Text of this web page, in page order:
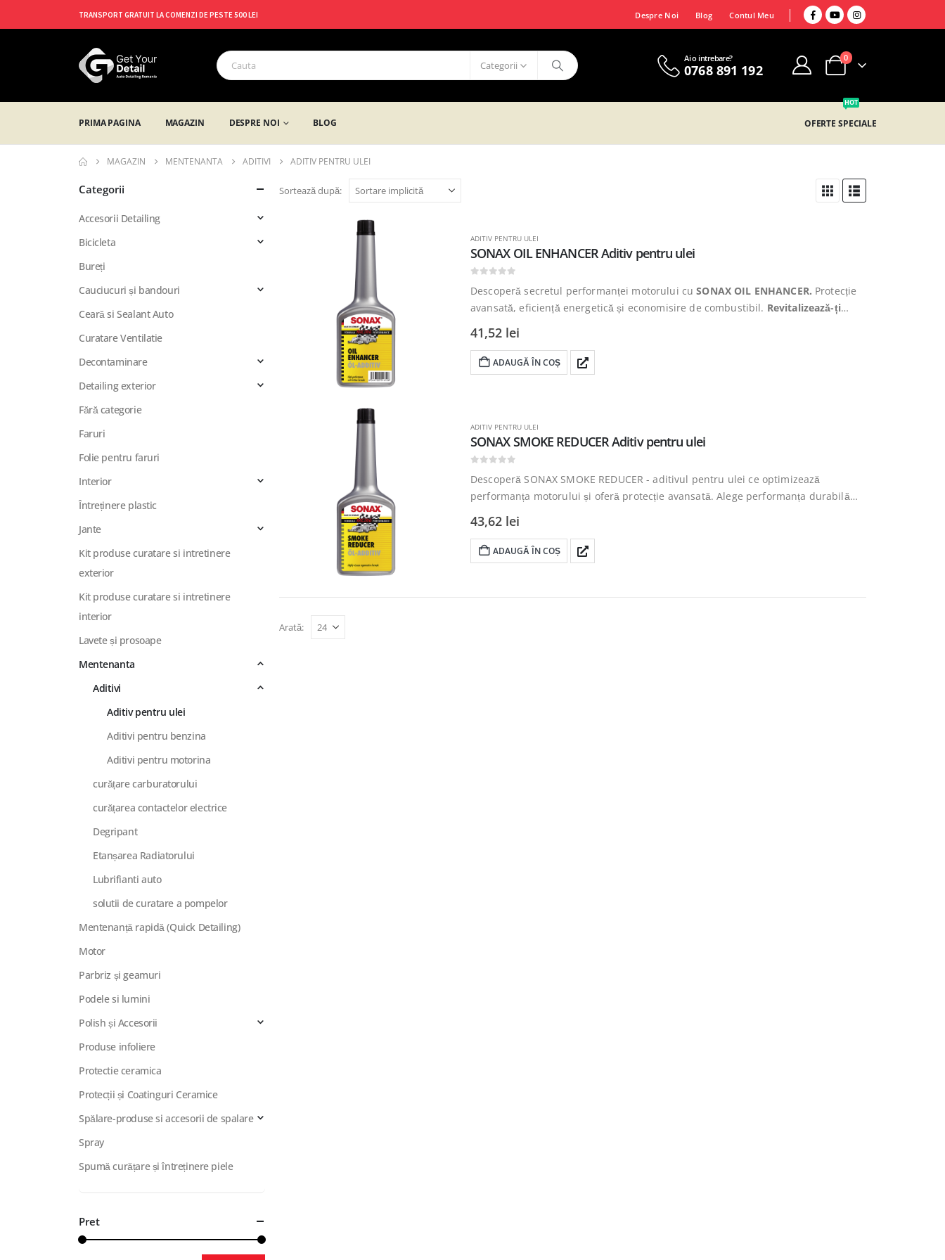
TRANSPORT GRATUIT LA COMENZI DE PESTE 500 LEI Despre Noi Blog Contul Meu
Categorii
Ai o intrebare?
0768 891 192
0
PRIMA PAGINA MAGAZIN DESPRE NOI BLOG OFERTE SPECIALE
HOT
MAGAZIN MENTENANTA ADITIVI ADITIV PENTRU ULEI
Sortează după:
ADITIV PENTRU ULEI
SONAX OIL ENHANCER Aditiv pentru ulei
Descoperă secretul performanței motorului cu SONAX OIL ENHANCER.
avansată, eficiență energetică și economisire de combustibil. Revitalizează-ți
motorul acum!
41,52 lei
ADAUGĂ ÎN COȘ
ADITIV PENTRU ULEI
SONAX SMOKE REDUCER Aditiv pentru ulei
Descoperă SONAX SMOKE REDUCER - aditivul pentru ulei ce optimizează
performanța motorului și oferă protecție avansată. Alege performanța durabilă
pentru motorul tău.
43,62 lei
ADAUGĂ ÎN COȘ
Arată:
Categorii
Accesorii Detailing
Bicicleta
Bureți
Cauciucuri și bandouri
Ceară si Sealant Auto
Curatare Ventilatie
Decontaminare
Detailing exterior
Fără categorie
Faruri
Folie pentru faruri
Interior
Întreținere plastic
Jante
Kit produse curatare si intretinere
exterior
Kit produse curatare si intretinere
interior
Lavete și prosoape
Mentenanta
Aditivi
Aditiv pentru ulei
Aditivi pentru benzina
Aditivi pentru motorina
curățare carburatorului
curățarea contactelor electrice
Degripant
Etanșarea Radiatorului
Lubrifianti auto
solutii de curatare a pompelor
Mentenanță rapidă (Quick Detailing)
Motor
Parbriz și geamuri
Podele si lumini
Polish și Accesorii
Produse infoliere
Protectie ceramica
Protecții și Coatinguri Ceramice
Spălare-produse si accesorii de spalare
Spray
Spumă curățare și întreținere piele
Pret